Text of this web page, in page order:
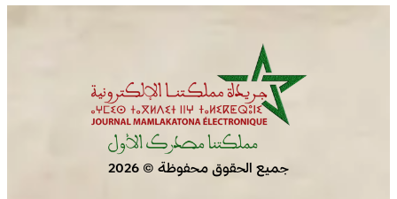
جميع الحقوق محفوظة © 2026